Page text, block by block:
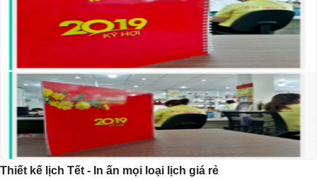
Thiết kế lịch Tết - In ấn mọi loại lịch giá rẻ